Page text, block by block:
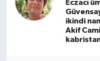
Eczacı
ikindi
Akif
Süper Lig Puan